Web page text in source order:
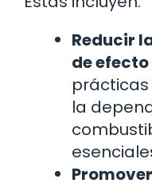
Reducir
de
prácticas
la